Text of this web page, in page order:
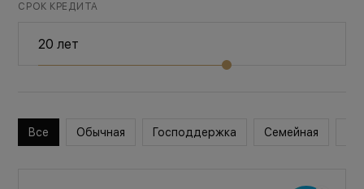
СРОК КРЕДИТА
Все Обычная Господдержка Семейная